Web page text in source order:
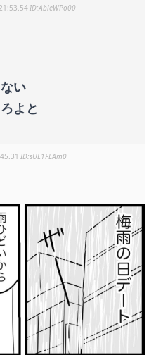
AbleWPo00
い
よと
sUE1FLAm0